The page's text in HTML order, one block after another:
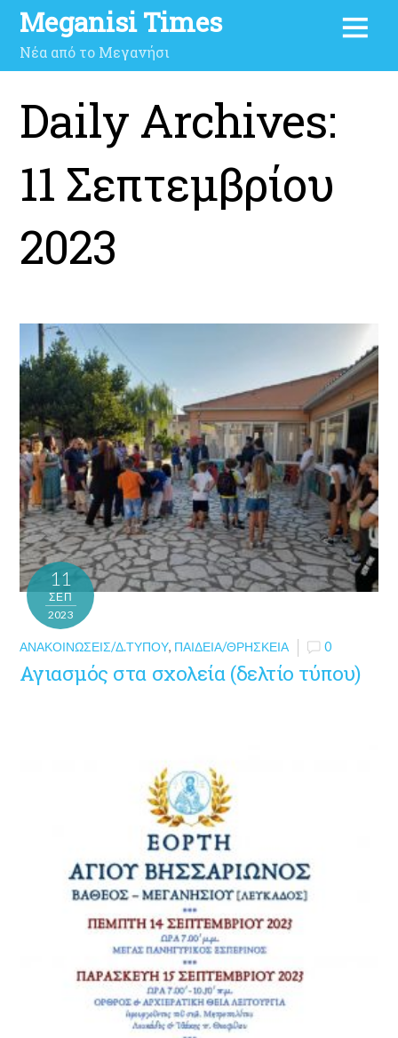
Meganisi Times
Νέα από το Μεγανήσι
Daily Archives:
11 Σεπτεμβρίου
2023
11
ΣΕΠ
2023
ΑΝΑΚΟΙΝΏΣΕΙΣ/Δ.ΤΎΠΟΥ, ΠΑΙΔΕΊΑ/ΘΡΗΣΚΕΊΑ 0
Αγιασμός στα σχολεία (δελτίο τύπου)